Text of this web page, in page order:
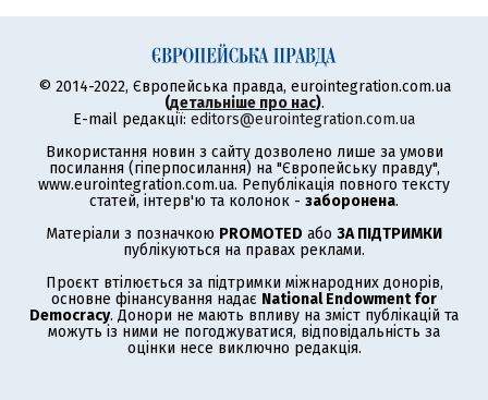
© 2014-2022, Європейська правда, eurointegration.com.ua
(детальніше про нас).
E-mail редакції: editors@eurointegration.com.ua
Використання новин з сайту дозволено лише за умови
посилання (гіперпосилання) на "Європейську правду",
www.eurointegration.com.ua. Републікація повного тексту
статей, інтерв'ю та колонок - заборонена.
Матеріали з позначкою PROMOTED або ЗА ПІДТРИМКИ
публікуються на правах реклами.
Проєкт втілюється за підтримки міжнародних донорів,
основне фінансування надає National Endowment for
Democracy. Донори не мають впливу на зміст публікацій та
можуть із ними не погоджуватися, відповідальність за
оцінки несе виключно редакція.